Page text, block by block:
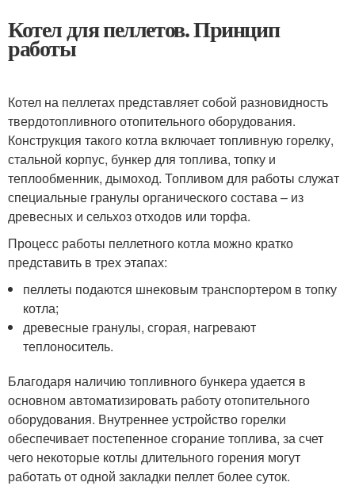
Котел для пеллетов. Принцип
работы
Котел на пеллетах представляет собой разновидность
твердотопливного отопительного оборудования.
Конструкция такого котла включает топливную горелку,
стальной корпус, бункер для топлива, топку и
теплообменник, дымоход. Топливом для работы служат
специальные гранулы органического состава – из
древесных и сельхоз отходов или торфа.
Процесс работы пеллетного котла можно кратко
представить в трех этапах:
пеллеты подаются шнековым транспортером в топку
котла;
древесные гранулы, сгорая, нагревают
теплоноситель.
Благодаря наличию топливного бункера удается в
основном автоматизировать работу отопительного
оборудования. Внутреннее устройство горелки
обеспечивает постепенное сгорание топлива, за счет
чего некоторые котлы длительного горения могут
работать от одной закладки пеллет более суток.